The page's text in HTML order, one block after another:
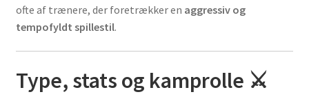
ofte af trænere, der foretrækker en aggressiv og
tempofyldt spillestil.
Type, stats og kamprolle ⚔️